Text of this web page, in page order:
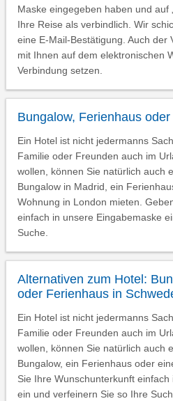
Maske eingegeben haben und auf
Ihre Reise als verbindlich. Wir
eine E-Mail-Bestätigung. Auch der
mit Ihnen auf dem elektronischen
Verbindung setzen.
Bungalow, Ferienhaus
Ein Hotel ist nicht jedermanns
Familie oder Freunden auch im
wollen, können Sie natürlich auch
Bungalow in Madrid, ein
Wohnung in London mieten.
einfach in unsere Eingabemaske
Suche.
Alternativen zum Hotel:
oder Ferienhaus in
Ein Hotel ist nicht jedermanns
Familie oder Freunden auch im
wollen, können Sie natürlich auch
Bungalow, ein Ferienhaus oder
Sie Ihre Wunschunterkunft
ein und verfeinern Sie so Ihre